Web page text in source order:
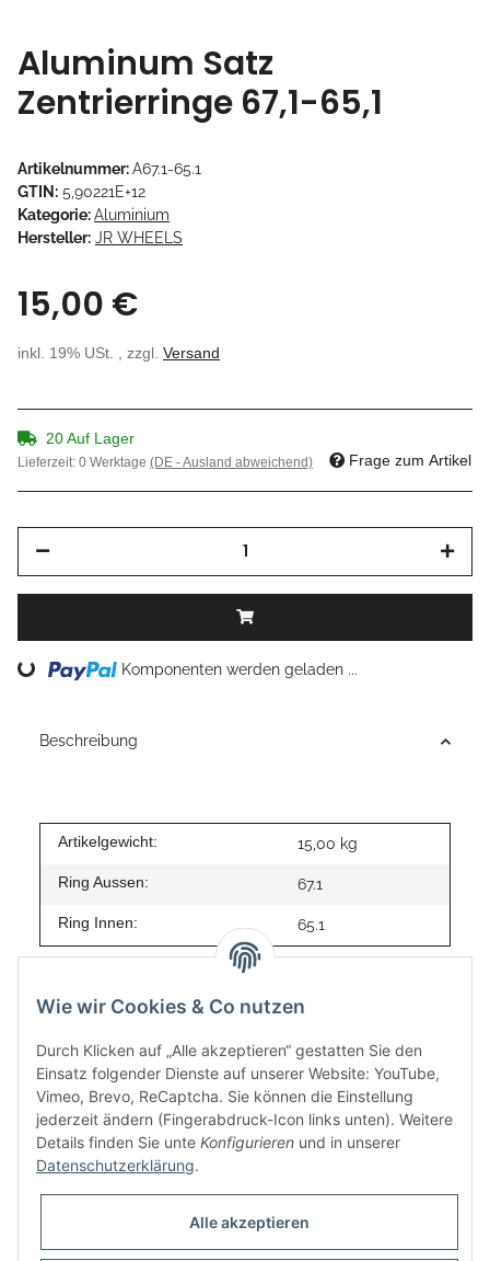
Aluminum Satz
Zentrierringe 67,1-65,1
Artikelnummer:A67.1-65.1
GTIN: 5,90221E+12
Kategorie:Aluminium
Hersteller: JR WHEELS
15,00 €
inkl. 19% USt. , zzgl. Versand
20 Auf Lager
Lieferzeit: 0 Werktage (DE - Ausland abweichend) Frage zum Artikel
Loading... Komponenten werden geladen ...
Beschreibung
Artikelgewicht: 15,00 kg
Ring Aussen: 67.1
Ring Innen: 65.1
Wie wir Cookies & Co nutzen
Durch Klicken auf „Alle akzeptieren“ gestatten Sie den
Einsatz folgender Dienste auf unserer Website: YouTube,
Vimeo, Brevo, ReCaptcha. Sie können die Einstellung
jederzeit ändern (Fingerabdruck-Icon links unten). Weitere
Details finden Sie unte Konfigurieren und in unserer
Datenschutzerklärung.
Alle akzeptieren